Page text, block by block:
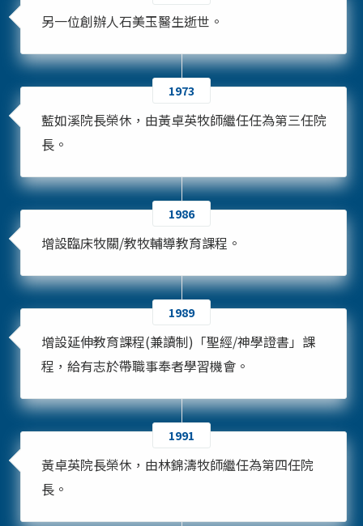
另一位創辦人石美玉醫生逝世。
1973
藍如溪院長榮休，由黃卓英牧師繼任任為第三任院
長。
1986
增設臨床牧關/教牧輔導教育課程。
1989
增設延伸教育課程(兼讀制)「聖經/神學證書」課
程，給有志於帶職事奉者學習機會。
1991
黃卓英院長榮休，由林錦濤牧師繼任為第四任院
長。